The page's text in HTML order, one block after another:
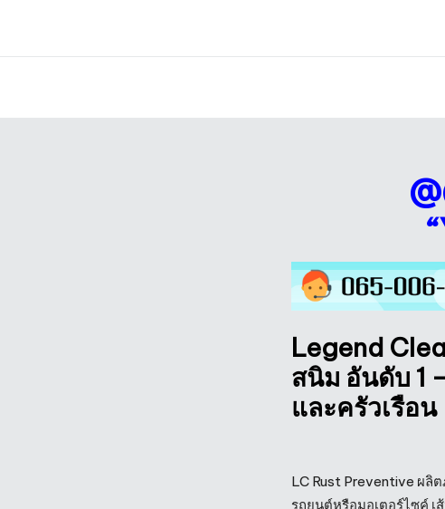
Legend
สนิม อันดับ 1
และครัวเรือน
LC Rust Preventive ผลิ
รถยนต์หรือมอเตอร์ไซค์ เ